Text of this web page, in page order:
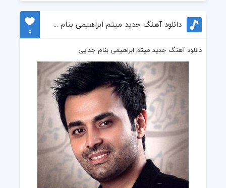
دانلود آهنگ جدید میثم ابراهیمی بنام جدایی
0
دانلود آهنگ جدید میثم ابراهیمی بنام جدایی